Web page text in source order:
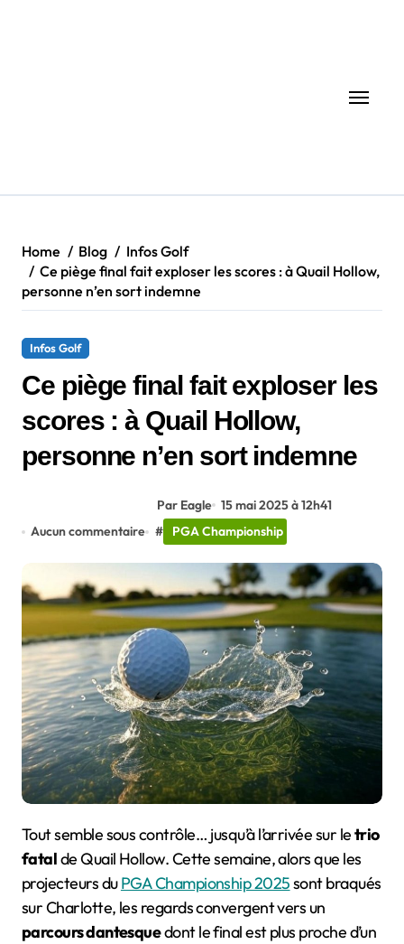
Home Blog
Infos Golf
Ce piège final fait exploser les scores : à Quail Hollow,
personne n’en sort indemne
Infos Golf
Ce piège final fait exploser les
scores : à Quail Hollow,
personne n’en sort indemne
Par Eagle 15 mai 2025 à 12h41
Aucun commentaire # PGA Championship
Tout semble sous contrôle… jusqu’à l’arrivée sur letrio
fatalde Quail Hollow. Cette semaine, alors que les
projecteurs duPGA Championship 2025sont braqués
sur Charlotte, les regards convergent vers un
parcours dantesquedont le final est plus proche d’un